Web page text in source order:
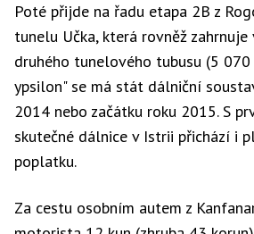
Poté přijde na řadu etapa 2B z
tunelu Učka, která rovněž
druhého tunelového tubusu (5
ypsilon" se má stát dálniční
2014 nebo začátku roku 2015. S
skutečné dálnice v Istrii přichází i
poplatku.
Za cestu osobním autem z